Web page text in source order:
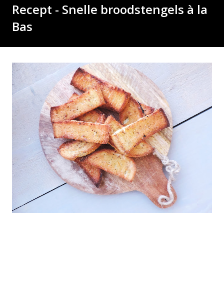
Recept - Snelle broodstengels à la
Bas